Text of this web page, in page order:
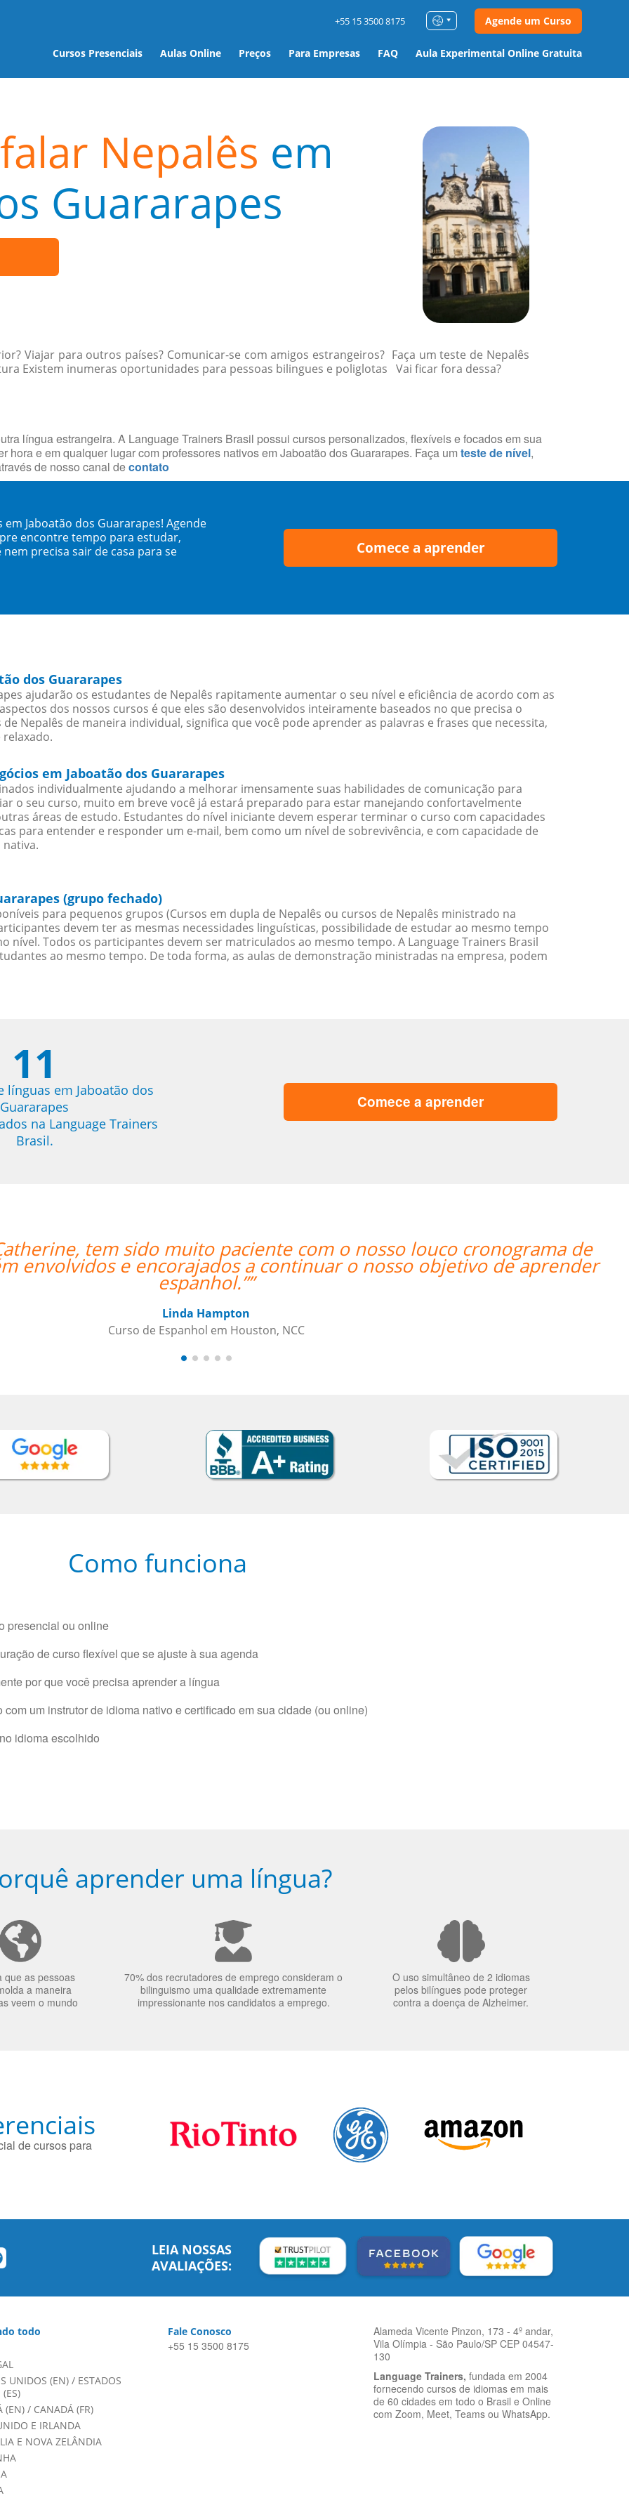
Cursos Presenciais Aulas Online Preços Para Empresas FAQ Aula Experimental Online Gratuita
+55 15 3500 8175 Agende um Curso
Nepalês em
Guararapes
Viajar para outros países? Comunicar-se com amigos estrangeiros? Faça um teste de Nepalês
Existem inumeras oportunidades para pessoas bilingues e poliglotas Vai ficar fora dessa?
língua estrangeira. A Language Trainers Brasil possui cursos personalizados, flexíveis e focados em sua
hora e em qualquer lugar com professores nativos em Jaboatão dos Guararapes. Faça um teste de nível,
de nosso canal decontato
Jaboatão dos Guararapes! Agende
encontre tempo para estudar,
precisa sair de casa para se
Comece a aprender
dos Guararapes
ajudarão os estudantes de Nepalês rapitamente aumentar o seu nível e eficiência de acordo com as
dos nossos cursos é que eles são desenvolvidos inteiramente baseados no que precisa o
Nepalês de maneira individual, significa que você pode aprender as palavras e frases que necessita,
em Jaboatão dos Guararapes
individualmente ajudando a melhorar imensamente suas habilidades de comunicação para
o seu curso, muito em breve você já estará preparado para estar manejando confortavelmente
áreas de estudo. Estudantes do nível iniciante devem esperar terminar o curso com capacidades
para entender e responder um e-mail, bem como um nível de sobrevivência, e com capacidade de
(grupo fechado)
para pequenos grupos (Cursos em dupla de Nepalês ou cursos de Nepalês ministrado na
devem ter as mesmas necessidades linguísticas, possibilidade de estudar ao mesmo tempo
nível. Todos os participantes devem ser matriculados ao mesmo tempo. A Language Trainers Brasil
ao mesmo tempo. De toda forma, as aulas de demonstração ministradas na empresa, podem
11
línguas em Jaboatão dos
Guararapes
na Language Trainers
Brasil.
Comece a aprender
de
de aprender
“”Translated: "The classes are exceeding my
of useful teaching
Como funciona
presencial ou online
de curso flexível que se ajuste à sua agenda
por que você precisa aprender a língua
com um instrutor de idioma nativo e certificado em sua cidade (ou online)
idioma escolhido
aprender uma língua?
que as pessoas
a maneira
veem o mundo
70% dos recrutadores de emprego consideram o
bilinguismo uma qualidade extremamente
impressionante nos candidatos a emprego.
O uso simultâneo de 2 idiomas
pelos bilíngues pode proteger
contra a doença de Alzheimer.
de cursos para
LEIA NOSSAS
AVALIAÇÕES:
todo
UNIDOS (EN)/ ESTADOS
(EN)/ CANADÁ (FR)
E IRLANDA
E NOVA ZELÂNDIA
Fale Conosco
+55 15 3500 8175
Alameda Vicente Pinzon, 173 - 4º andar,
Vila Olímpia - São Paulo/SP CEP 04547-
130
Language Trainers, fundada em 2004
fornecendo cursos de idiomas em mais
de 60 cidades em todo o Brasil e Online
com Zoom, Meet, Teams ou WhatsApp.